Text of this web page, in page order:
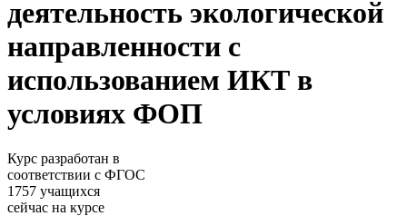
деятельность экологической
направленности с
использованием ИКТ в
условиях ФОП
Курс разработан в
соответствии с ФГОС
1757 учащихся
сейчас на курсе